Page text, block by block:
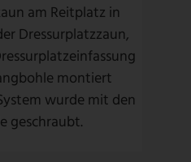
am Reitplatz in
Dressurplatzzaun,
montiert
wurde mit den
geschraubt.